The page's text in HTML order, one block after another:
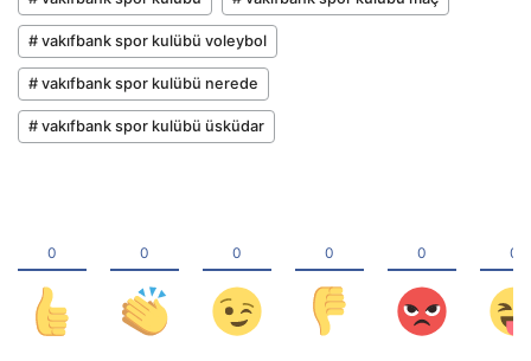
# vakıfbank spor kulübü voleybol
# vakıfbank spor kulübü nerede
# vakıfbank spor kulübü üsküdar